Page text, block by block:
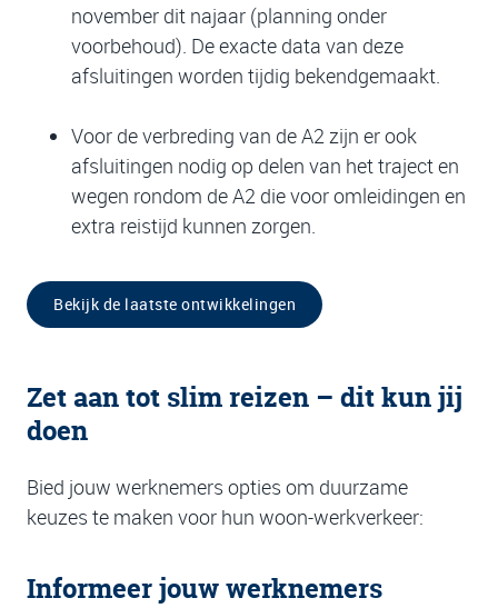
november dit najaar (planning onder
voorbehoud). De exacte data van deze
afsluitingen worden tijdig bekendgemaakt.
Voor de verbreding van de A2 zijn er ook
afsluitingen nodig op delen van het traject en
wegen rondom de A2 die voor omleidingen en
extra reistijd kunnen zorgen.
Bekijk de laatste ontwikkelingen
Zet aan tot slim reizen – dit kun jij
doen
Bied jouw werknemers opties om duurzame
keuzes te maken voor hun woon-werkverkeer:
Informeer jouw werknemers